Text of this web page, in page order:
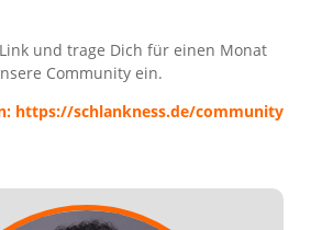
und trage Dich für einen Monat
Community ein.
https://schlankness.de/community